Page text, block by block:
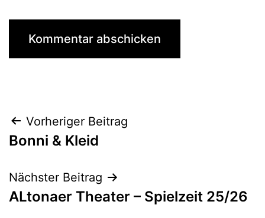
Beitrags-
Navigation
Vorheriger Beitrag
Bonni & Kleid
Nächster Beitrag
ALtonaer Theater – Spielzeit 25/26